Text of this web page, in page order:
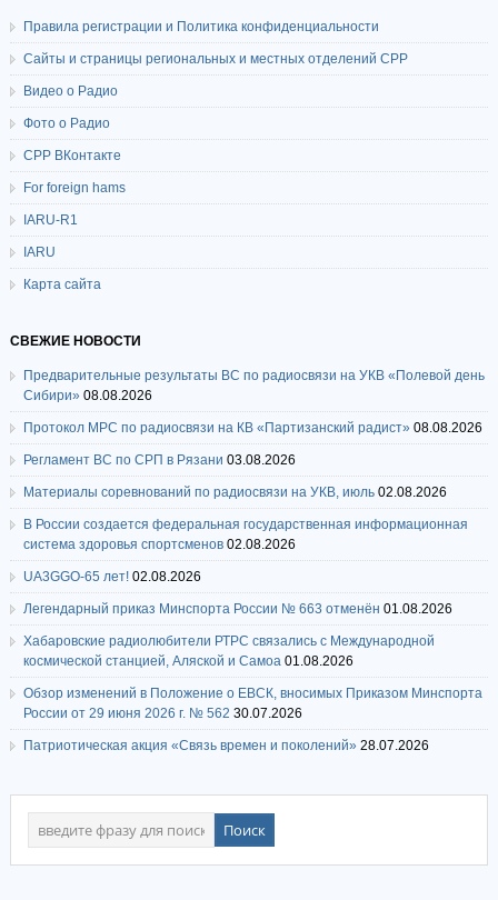
Правила регистрации и Политика конфиденциальности
Сайты и страницы региональных и местных отделений СРР
Видео о Радио
Фото о Радио
СРР ВКонтакте
For foreign hams
IARU-R1
IARU
Карта сайта
СВЕЖИЕ НОВОСТИ
Предварительные результаты ВС по радиосвязи на УКВ «Полевой день
Сибири» 08.08.2026
Протокол МРС по радиосвязи на КВ «Партизанский радист» 08.08.2026
Регламент ВС по СРП в Рязани 03.08.2026
Материалы соревнований по радиосвязи на УКВ, июль 02.08.2026
В России создается федеральная государственная информационная
система здоровья спортсменов 02.08.2026
UA3GGO-65 лет! 02.08.2026
Легендарный приказ Минспорта России № 663 отменён 01.08.2026
Хабаровские радиолюбители РТРС связались с Международной
космической станцией, Аляской и Самоа 01.08.2026
Обзор изменений в Положение о ЕВСК, вносимых Приказом Минспорта
России от 29 июня 2026 г. № 562 30.07.2026
Патриотическая акция «Связь времен и поколений» 28.07.2026